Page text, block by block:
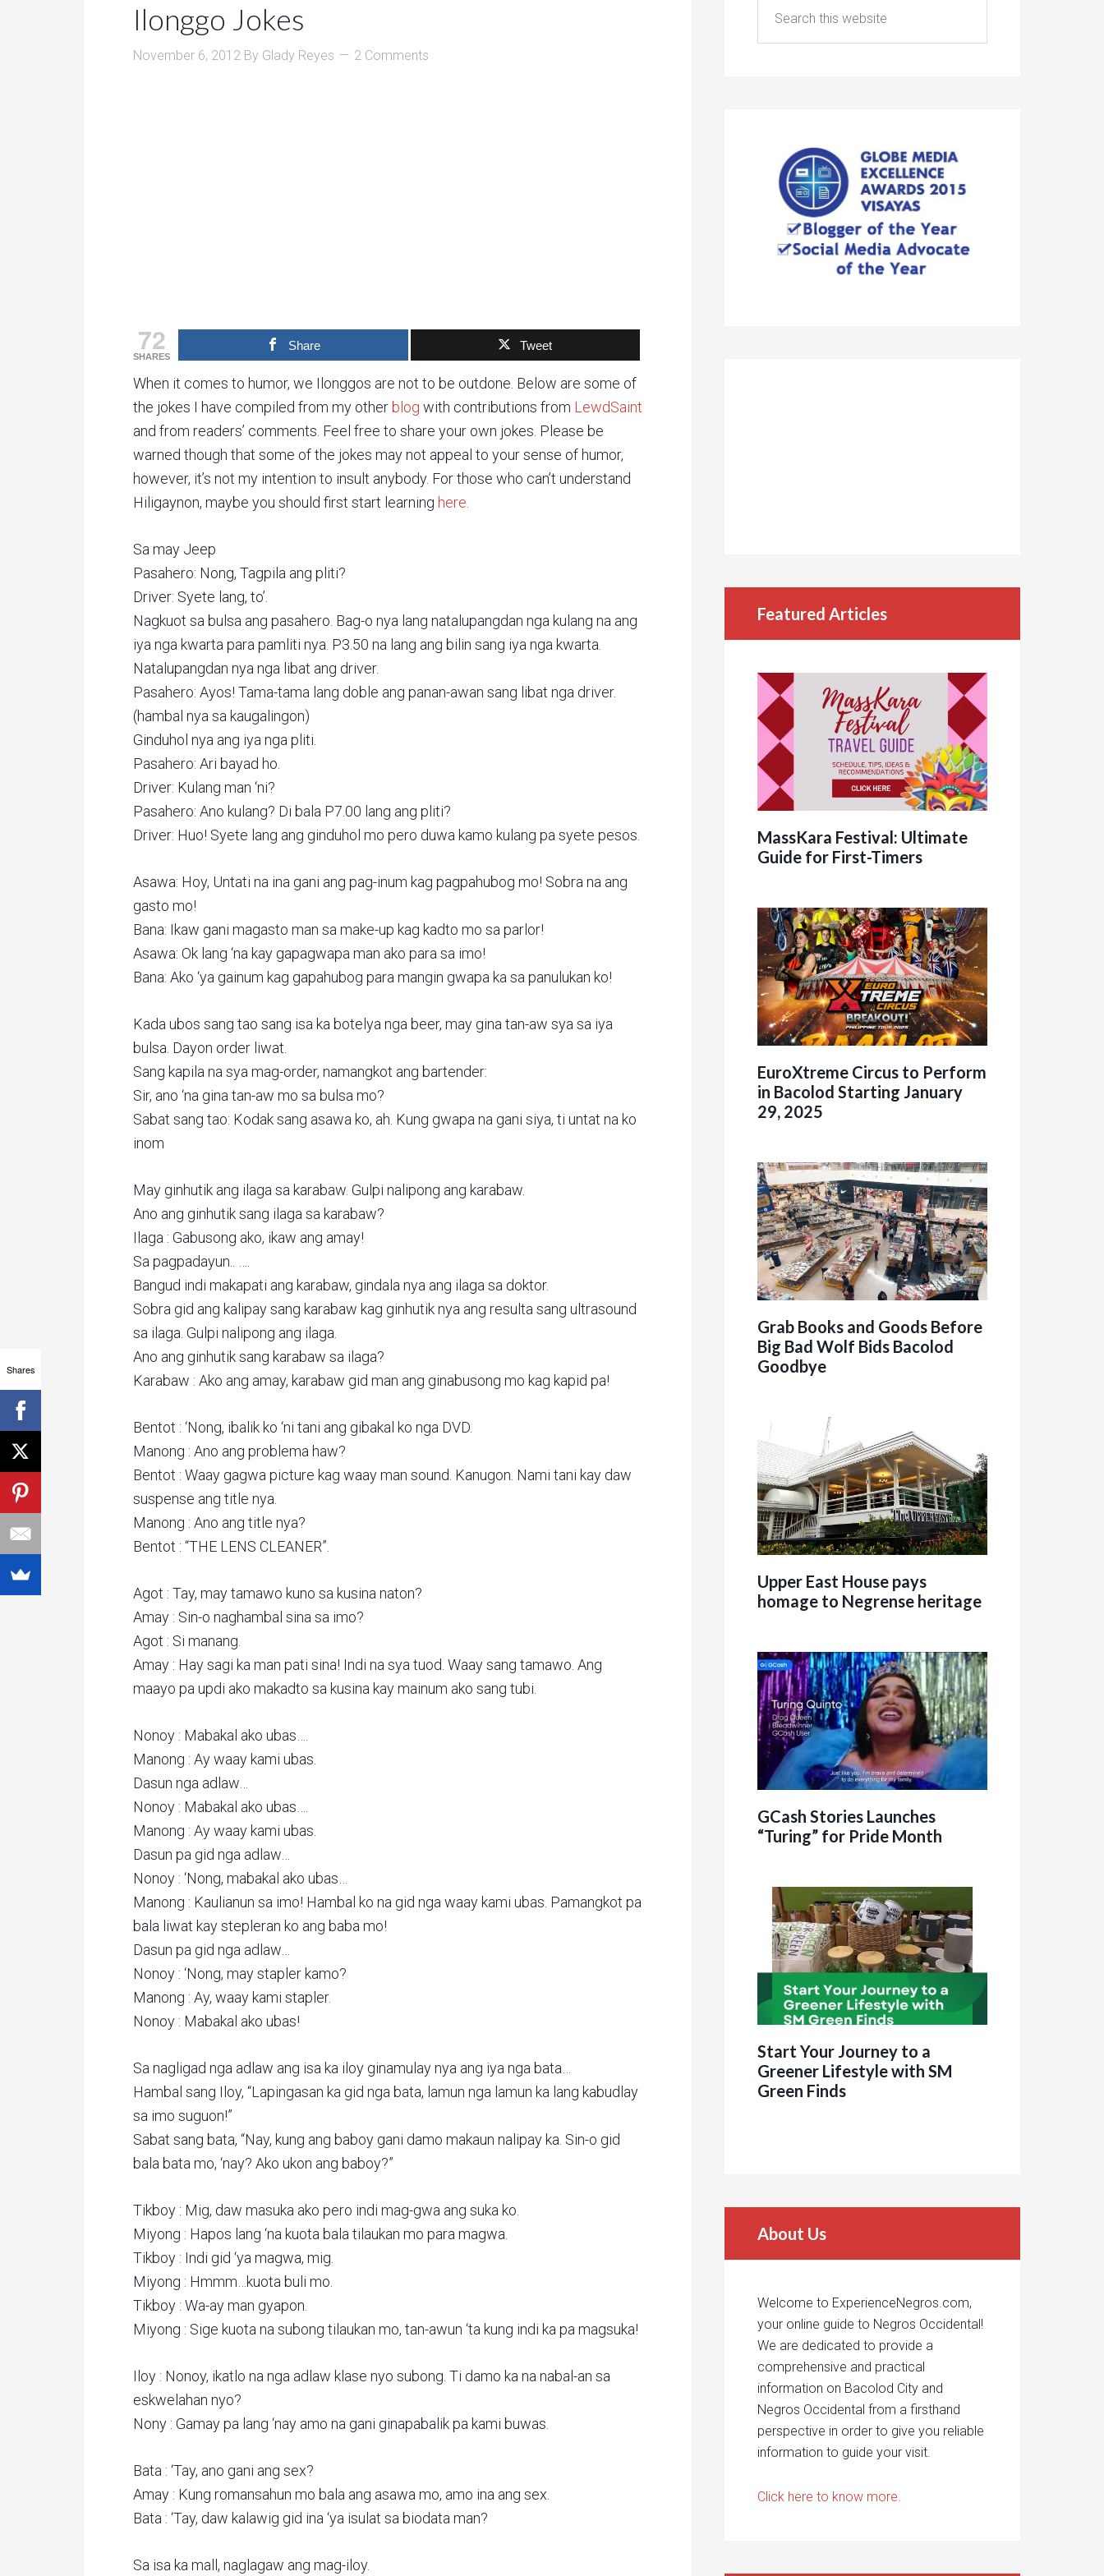
Ilonggo Jokes
November 6, 2012 By Glady Reyes 2 Comments
72
SHARES
Share Tweet
When it comes to humor, we Ilonggos are not to be outdone. Below are some of
the jokes I have compiled from my other blog with contributions from LewdSaint
and from readers’ comments. Feel free to share your own jokes. Please be
warned though that some of the jokes may not appeal to your sense of humor,
however, it’s not my intention to insult anybody. For those who can’t understand
Hiligaynon, maybe you should first start learning here.
Sa may Jeep
Pasahero: Nong, Tagpila ang pliti?
Driver: Syete lang, to’.
Nagkuot sa bulsa ang pasahero. Bag-o nya lang natalupangdan nga kulang na ang
iya nga kwarta para pamliti nya. P3.50 na lang ang bilin sang iya nga kwarta.
Natalupangdan nya nga libat ang driver.
Pasahero: Ayos! Tama-tama lang doble ang panan-awan sang libat nga driver.
(hambal nya sa kaugalingon)
Ginduhol nya ang iya nga pliti.
Pasahero: Ari bayad ho.
Driver: Kulang man ‘ni?
Pasahero: Ano kulang? Di bala P7.00 lang ang pliti?
Driver: Huo! Syete lang ang ginduhol mo pero duwa kamo kulang pa syete pesos.
Asawa: Hoy, Untati na ina gani ang pag-inum kag pagpahubog mo! Sobra na ang
gasto mo!
Bana: Ikaw gani magasto man sa make-up kag kadto mo sa parlor!
Asawa: Ok lang ‘na kay gapagwapa man ako para sa imo!
Bana: Ako ‘ya gainum kag gapahubog para mangin gwapa ka sa panulukan ko!
Kada ubos sang tao sang isa ka botelya nga beer, may gina tan-aw sya sa iya
bulsa. Dayon order liwat.
Sang kapila na sya mag-order, namangkot ang bartender:
Sir, ano ‘na gina tan-aw mo sa bulsa mo?
Sabat sang tao: Kodak sang asawa ko, ah. Kung gwapa na gani siya, ti untat na ko
inom
May ginhutik ang ilaga sa karabaw. Gulpi nalipong ang karabaw.
Ano ang ginhutik sang ilaga sa karabaw?
Ilaga : Gabusong ako, ikaw ang amay!
Sa pagpadayun.. ….
Bangud indi makapati ang karabaw, gindala nya ang ilaga sa doktor.
Sobra gid ang kalipay sang karabaw kag ginhutik nya ang resulta sang ultrasound
sa ilaga. Gulpi nalipong ang ilaga.
Ano ang ginhutik sang karabaw sa ilaga?
Karabaw : Ako ang amay, karabaw gid man ang ginabusong mo kag kapid pa!
Bentot : ‘Nong, ibalik ko ‘ni tani ang gibakal ko nga DVD.
Manong : Ano ang problema haw?
Bentot : Waay gagwa picture kag waay man sound. Kanugon. Nami tani kay daw
suspense ang title nya.
Manong : Ano ang title nya?
Bentot : “THE LENS CLEANER”.
Agot : Tay, may tamawo kuno sa kusina naton?
Amay : Sin-o naghambal sina sa imo?
Agot : Si manang.
Amay : Hay sagi ka man pati sina! Indi na sya tuod. Waay sang tamawo. Ang
maayo pa updi ako makadto sa kusina kay mainum ako sang tubi.
Nonoy : Mabakal ako ubas….
Manong : Ay waay kami ubas.
Dasun nga adlaw…
Nonoy : Mabakal ako ubas….
Manong : Ay waay kami ubas.
Dasun pa gid nga adlaw…
Nonoy : ‘Nong, mabakal ako ubas…
Manong : Kaulianun sa imo! Hambal ko na gid nga waay kami ubas. Pamangkot pa
bala liwat kay stepleran ko ang baba mo!
Dasun pa gid nga adlaw…
Nonoy : ‘Nong, may stapler kamo?
Manong : Ay, waay kami stapler.
Nonoy : Mabakal ako ubas!
Sa nagligad nga adlaw ang isa ka iloy ginamulay nya ang iya nga bata…
Hambal sang Iloy, “Lapingasan ka gid nga bata, lamun nga lamun ka lang kabudlay
sa imo suguon!”
Sabat sang bata, “Nay, kung ang baboy gani damo makaun nalipay ka. Sin-o gid
bala bata mo, ‘nay? Ako ukon ang baboy?”
Tikboy : Mig, daw masuka ako pero indi mag-gwa ang suka ko.
Miyong : Hapos lang ‘na kuota bala tilaukan mo para magwa.
Tikboy : Indi gid ‘ya magwa, mig.
Miyong : Hmmm…kuota buli mo.
Tikboy : Wa-ay man gyapon.
Miyong : Sige kuota na subong tilaukan mo, tan-awun ‘ta kung indi ka pa magsuka!
Iloy : Nonoy, ikatlo na nga adlaw klase nyo subong. Ti damo ka na nabal-an sa
eskwelahan nyo?
Nony : Gamay pa lang ‘nay amo na gani ginapabalik pa kami buwas.
Bata : ‘Tay, ano gani ang sex?
Amay : Kung romansahun mo bala ang asawa mo, amo ina ang sex.
Bata : ‘Tay, daw kalawig gid ina ‘ya isulat sa biodata man?
Sa isa ka mall, naglagaw ang mag-iloy.
Featured Articles
MassKara Festival: Ultimate
Guide for First-Timers
EuroXtreme Circus to Perform
in Bacolod Starting January
29, 2025
Grab Books and Goods Before
Big Bad Wolf Bids Bacolod
Goodbye
Upper East House pays
homage to Negrense heritage
GCash Stories Launches
“Turing” for Pride Month
Start Your Journey to a
Greener Lifestyle with SM
Green Finds
About Us
Welcome to ExperienceNegros.com,
your online guide to Negros Occidental!
We are dedicated to provide a
comprehensive and practical
information on Bacolod City and
Negros Occidental from a firsthand
perspective in order to give you reliable
information to guide your visit.
Click here to know more.
Shares